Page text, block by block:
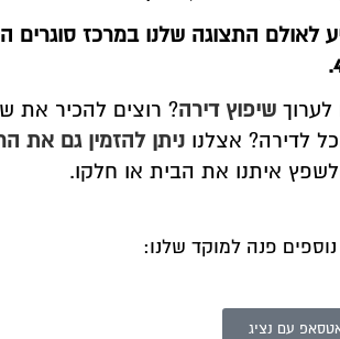
לאולם התצוגה שלנו במרכז סוגרים
לערוך שיפוץ דירה? רוצים להכיר את
לדירה? אצלנו ניתן להזמין גם את
איתנו את הבית או חלקו.
פנה למוקד שלנו:
עם נציג